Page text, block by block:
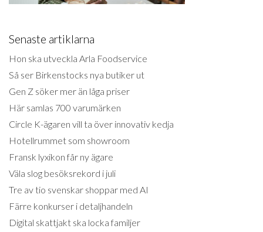
Senaste artiklarna
Hon ska utveckla Arla Foodservice
Så ser Birkenstocks nya butiker ut
Gen Z söker mer än låga priser
Här samlas 700 varumärken
Circle K-ägaren vill ta över innovativ kedja
Hotellrummet som showroom
Fransk lyxikon får ny ägare
Väla slog besöksrekord i juli
Tre av tio svenskar shoppar med AI
Färre konkurser i detaljhandeln
Digital skattjakt ska locka familjer